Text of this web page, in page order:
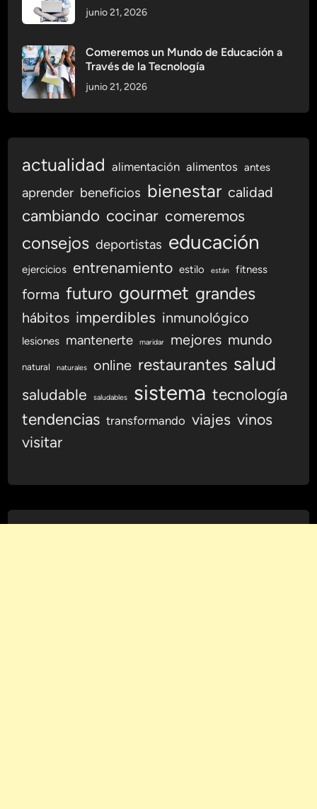
junio 21, 2026
Comeremos un Mundo de Educación a
Través de la Tecnología
junio 21, 2026
actualidad alimentación alimentos antes
aprender beneficios bienestar calidad
cambiando cocinar comeremos
consejos deportistas educación
ejercicios entrenamiento estilo están fitness
forma futuro gourmet grandes
hábitos imperdibles inmunológico
lesiones mantenerte maridar mejores mundo
natural naturales online restaurantes salud
saludable saludables sistema tecnología
tendencias transformando viajes vinos
visitar